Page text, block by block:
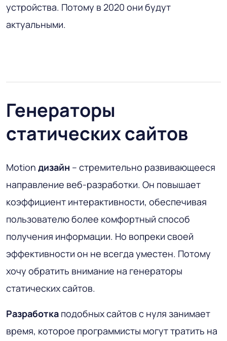
устройства. Потому в 2020 они будут
актуальными.
Генераторы
статических сайтов
Motion дизайн – стремительно развивающееся
направление веб-разработки. Он повышает
коэффициент интерактивности, обеспечивая
пользователю более комфортный способ
получения информации. Но вопреки своей
эффективности он не всегда уместен. Потому
хочу обратить внимание на генераторы
статических сайтов.
Разработка подобных сайтов с нуля занимает
время, которое программисты могут тратить на